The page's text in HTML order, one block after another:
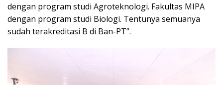
dengan program studi Agroteknologi. Fakultas MIPA
dengan program studi Biologi. Tentunya semuanya
sudah terakreditasi B di Ban-PT”.